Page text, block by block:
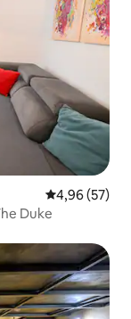
4,96 de uma
4,96 (57)
Duke